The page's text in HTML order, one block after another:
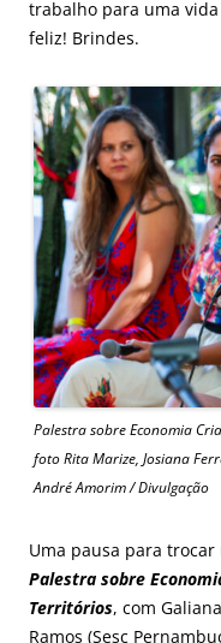
trabalho para uma
feliz! Brindes.
Palestra sobre Economia
foto Rita Marize, Josiana
André Amorim / Divulgação
Uma pausa para
Palestra sobre
Territórios, com
Ramos (Sesc